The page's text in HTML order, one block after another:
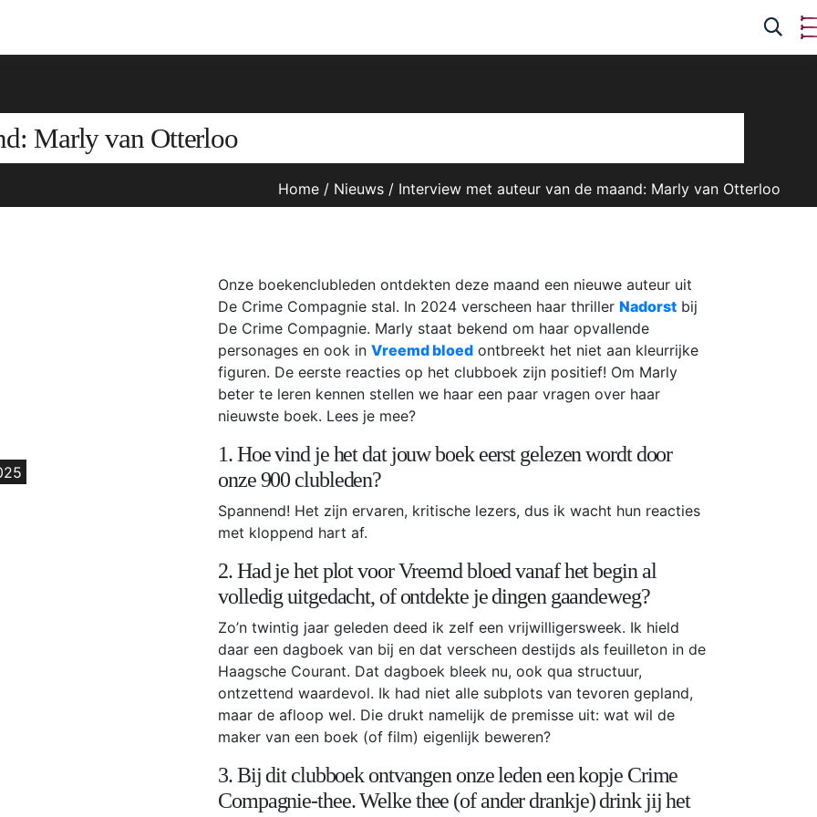
Marly van Otterloo
Home / Nieuws / Interview met auteur van de maand: Marly van Otterloo
Onze boekenclubleden ontdekten deze maand een nieuwe auteur uit
De Crime Compagnie stal. In 2024 verscheen haar thriller Nadorst bij
De Crime Compagnie. Marly staat bekend om haar opvallende
personages en ook in Vreemd bloed ontbreekt het niet aan kleurrijke
figuren. De eerste reacties op het clubboek zijn positief! Om Marly
beter te leren kennen stellen we haar een paar vragen over haar
nieuwste boek. Lees je mee?
1. Hoe vind je het dat jouw boek eerst gelezen wordt door
onze 900 clubleden?
Spannend! Het zijn ervaren, kritische lezers, dus ik wacht hun reacties
met kloppend hart af.
2. Had je het plot voor Vreemd bloed vanaf het begin al
volledig uitgedacht, of ontdekte je dingen gaandeweg?
Zo’n twintig jaar geleden deed ik zelf een vrijwilligersweek. Ik hield
daar een dagboek van bij en dat verscheen destijds als feuilleton in de
Haagsche Courant. Dat dagboek bleek nu, ook qua structuur,
ontzettend waardevol. Ik had niet alle subplots van tevoren gepland,
maar de afloop wel. Die drukt namelijk de premisse uit: wat wil de
maker van een boek (of film) eigenlijk beweren?
3. Bij dit clubboek ontvangen onze leden een kopje Crime
Compagnie-thee. Welke thee (of ander drankje) drink jij het